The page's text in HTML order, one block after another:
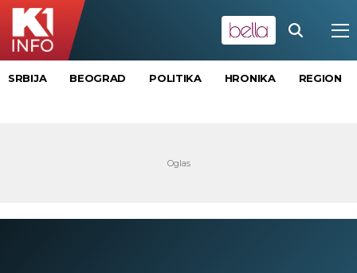
SRBIJA BEOGRAD POLITIKA HRONIKA REGION